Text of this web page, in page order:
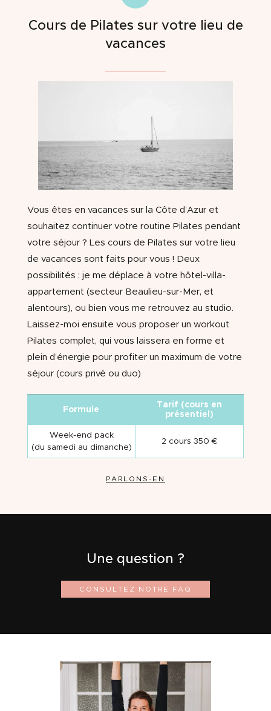
Cours de Pilates sur votre lieu de
vacances
Vous êtes en vacances sur la Côte d’Azur et
souhaitez continuer votre routine Pilates pendant
votre séjour ? Les cours de Pilates sur votre lieu
de vacances sont faits pour vous ! Deux
possibilités : je me déplace à votre hôtel-villa-
appartement (secteur Beaulieu-sur-Mer, et
alentours), ou bien vous me retrouvez au studio.
Laissez-moi ensuite vous proposer un workout
Pilates complet, qui vous laissera en forme et
plein d’énergie pour profiter un maximum de votre
séjour (cours privé ou duo)
Formule
Tarif (cours en
présentiel)
Week-end pack
(du samedi au dimanche)
2 cours 350 €
PARLONS-EN
Une question ?
CONSULTEZ NOTRE FAQ